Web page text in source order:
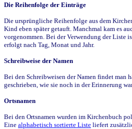
Die Reihenfolge der Einträge
Die ursprüngliche Reihenfolge aus dem
Kind eben später getauft. Manchmal kam es
vorgenommen. Bei der Verwendung der Liste
erfolgt nach Tag, Monat und Jahr.
Schreibweise der Namen
Bei den Schreibweisen der Namen findet man
geschrieben, wie sie noch in der Erinnerung
Ortsnamen
Bei den Ortsnamen wurden im Kirchenbuch
Eine alphabetisch sortierte Liste liefert